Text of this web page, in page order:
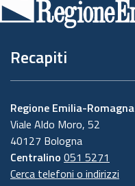
pagina
Recapiti
Regione Emilia-Romagna
Viale Aldo Moro, 52
40127 Bologna
Centralino 051 5271
Cerca telefoni o indirizzi